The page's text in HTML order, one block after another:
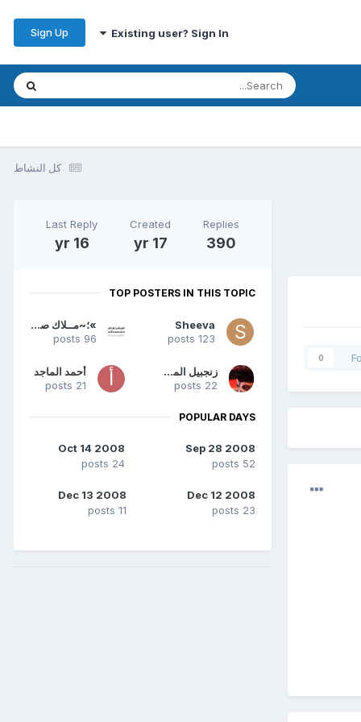
Existing user? Sign In
Sign Up
كل النشاط
0
Replies
390
Created
17 yr
Last Reply
16 yr
TOP POSTERS IN THIS TOPIC
Sheeva
123 posts
»؛~مــلاك صــفــوى~؛«
96 posts
زنجبيل المملكة
22 posts
أحمد الماجد
21 posts
POPULAR DAYS
Sep 28 2008
52 posts
Oct 14 2008
24 posts
Dec 12 2008
23 posts
Dec 13 2008
11 posts